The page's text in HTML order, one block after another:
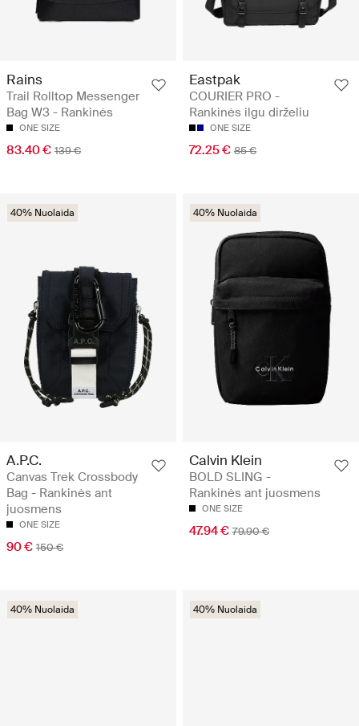
Rains
Trail Rolltop Messenger
Bag W3 - Rankinės
ONE SIZE
83.40 € 139 €
Eastpak
COURIER PRO -
Rankinės ilgu dirželiu
ONE SIZE
72.25 € 85 €
40% Nuolaida
A.P.C.
Canvas Trek Crossbody
Bag - Rankinės ant
juosmens
ONE SIZE
90 € 150 €
40% Nuolaida
Calvin Klein
BOLD SLING -
Rankinės ant juosmens
ONE SIZE
47.94 € 79.90 €
40% Nuolaida 40% Nuolaida